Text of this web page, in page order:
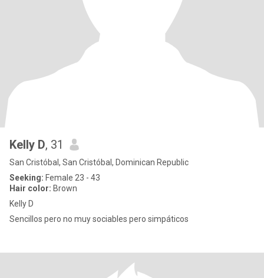
Kelly D, 31
San Cristóbal, San Cristóbal, Dominican Republic
Seeking: Female 23 - 43
Hair color: Brown
Kelly D
Sencillos pero no muy sociables pero simpáticos